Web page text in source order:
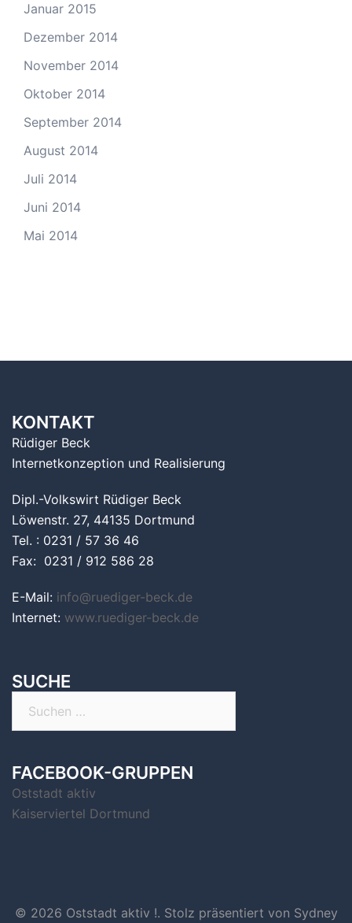
Januar 2015
Dezember 2014
November 2014
Oktober 2014
September 2014
August 2014
Juli 2014
Juni 2014
Mai 2014
KONTAKT
Rüdiger Beck
Internetkonzeption und Realisierung
Dipl.-Volkswirt Rüdiger Beck
Löwenstr. 27, 44135 Dortmund
Tel. : 0231 / 57 36 46
Fax: 0231 / 912 586 28
E-Mail: info@ruediger-beck.de
Internet: www.ruediger-beck.de
SUCHE
FACEBOOK-GRUPPEN
Oststadt aktiv
Kaiserviertel Dortmund
© 2026 Oststadt aktiv !. Stolz präsentiert von Sydney